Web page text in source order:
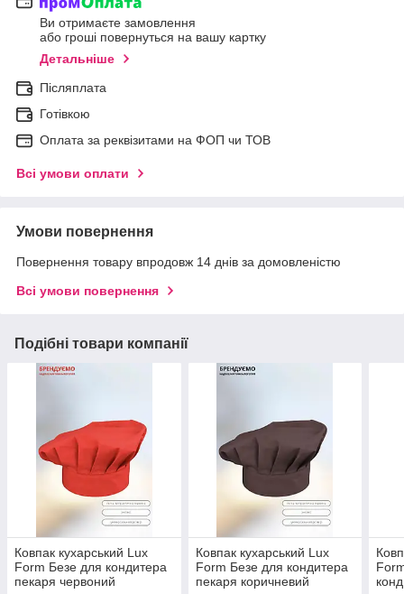
Ви отримаєте замовлення
або гроші повернуться на вашу картку
Детальніше
Післяплата
Готівкою
Оплата за реквізитами на ФОП чи ТОВ
Всі умови оплати
Умови повернення
Повернення товару впродовж 14 днів за домовленістю
Всі умови повернення
Подібні товари компанії
Ковпак кухарський Lux
Form Безе для кондитера
пекаря червоний
Ковпак кухарський Lux
Form Безе для кондитера
пекаря коричневий